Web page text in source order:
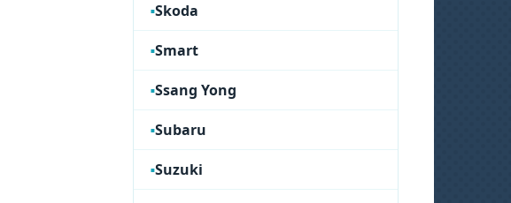
Skoda
Smart
Ssang Yong
Subaru
Suzuki